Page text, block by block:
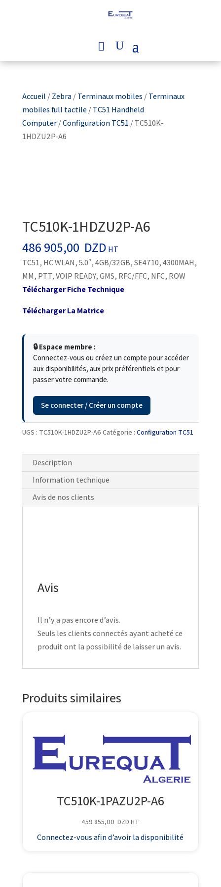
Accueil /Zebra/Terminaux mobiles /Terminaux
mobiles full tactile/TC51 Handheld
Computer/Configuration TC51 / TC510K-
1HDZU2P-A6
TC510K-1HDZU2P-A6
486 905,00 DZD HT
TC51, HC WLAN, 5.0″, 4GB/32GB, SE4710, 4300MAH,
MM, PTT, VOIP READY, GMS, RFC/FFC, NFC, ROW
Télécharger Fiche Technique
Télécharger La Matrice
🔒 Espace membre :
Connectez-vous ou créez un compte pour accéder
aux disponibilités, aux prix préférentiels et pour
passer votre commande.
Se connecter / Créer un compte
UGS : TC510K-1HDZU2P-A6 Catégorie : Configuration TC51
Description
Information technique
Avis de nos clients
Avis
Il n’y a pas encore d’avis.
Seuls les clients connectés ayant acheté ce
produit ont la possibilité de laisser un avis.
Produits similaires
TC510K-1PAZU2P-A6
459 855,00 DZD HT
Connectez-vous afin d’avoir la disponibilité